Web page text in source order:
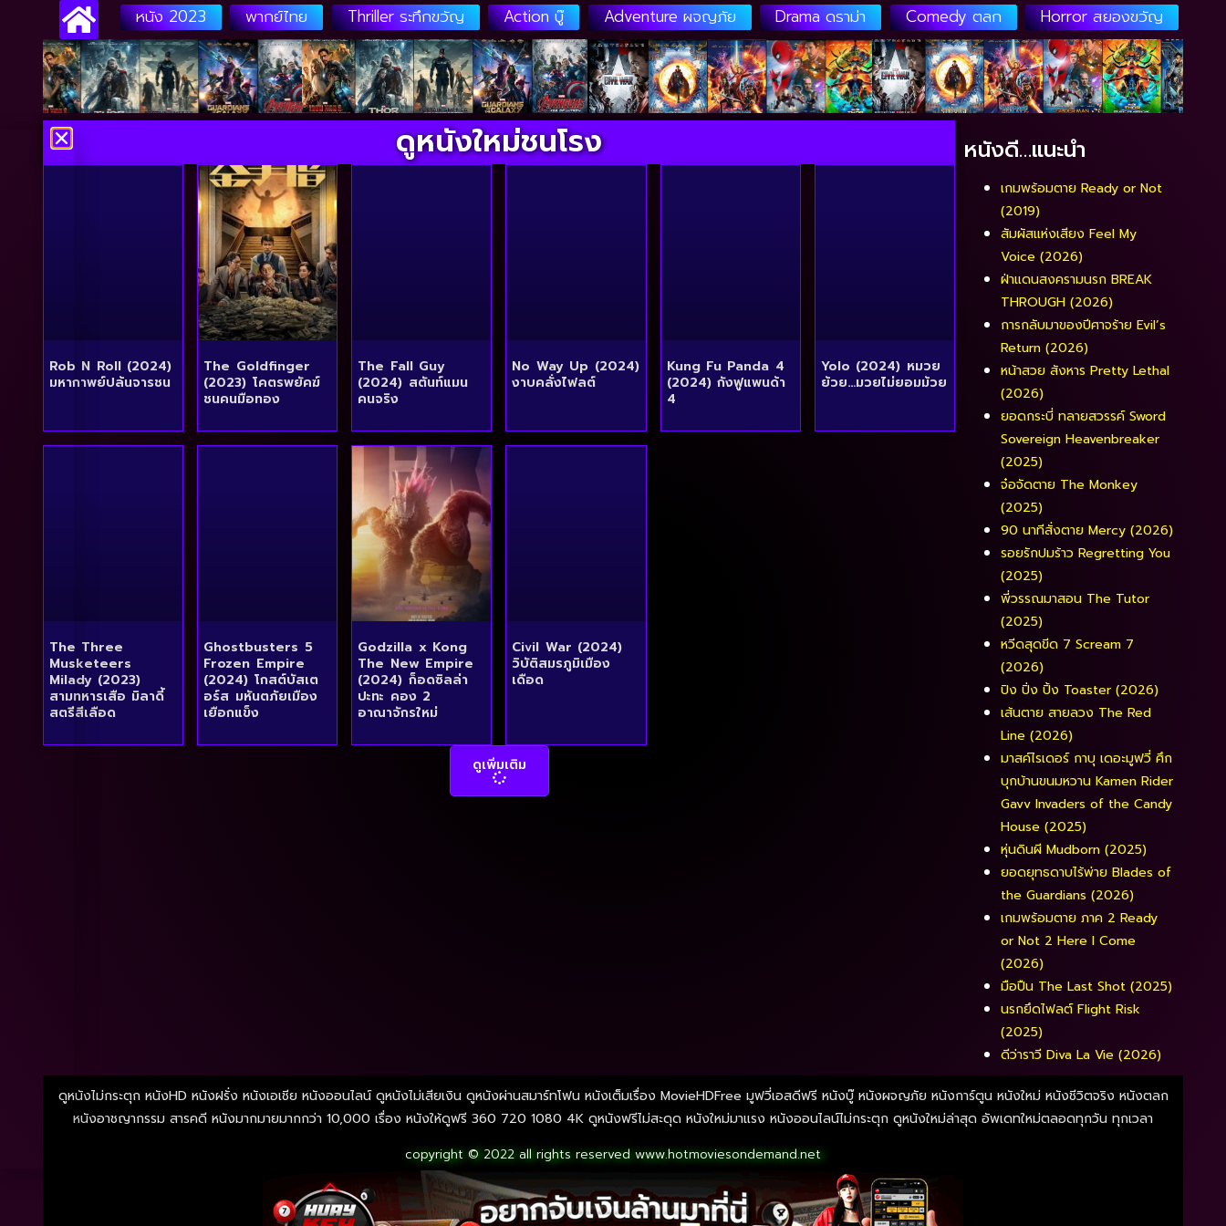
หนัง 2023 พากย์ไทย Thriller ระทึกขวัญ Action บู๊ Adventure ผจญภัย Drama ดราม่า Comedy ตลก Horror สยองขวัญ
ดูหนังใหม่ชนโรง
Rob N Roll (2024)
มหากาพย์ปล้นจารชน
The Goldfinger
(2023) โคตรพยัคฆ์
ชนคนมือทอง
The Fall Guy
(2024) สตันท์แมน
คนจริง
No Way Up (2024)
งาบคลั่งไฟลต์
Kung Fu Panda 4
(2024) กังฟูแพนด้า
4
Yolo (2024) หมวย
ย้วย…มวยไม่ยอมม้วย
The Three
Musketeers
Milady (2023)
สามทหารเสือ มิลาดี้
สตรีสีเลือด
Ghostbusters 5
Frozen Empire
(2024) โกสต์บัสเต
อร์ส มหันตภัยเมือง
เยือกแข็ง
Godzilla x Kong
The New Empire
(2024) ก็อดซิลล่า
ปะทะ คอง 2
อาณาจักรใหม่
Civil War (2024)
วิบัติสมรภูมิเมือง
เดือด
ดูเพิ่มเติม
หนังดี…แนะนำ
เกมพร้อมตาย Ready or Not
(2019)
สัมผัสแห่งเสียง Feel My
Voice (2026)
ฝ่าแดนสงครามนรก BREAK
THROUGH (2026)
การกลับมาของปีศาจร้าย Evil’s
Return (2026)
หน้าสวย สังหาร Pretty Lethal
(2026)
ยอดกระบี่ ทลายสวรรค์ Sword
Sovereign Heavenbreaker
(2025)
จ๋อจัดตาย The Monkey
(2025)
90 นาทีสั่งตาย Mercy (2026)
รอยรักปมร้าว Regretting You
(2025)
พี่วรรณมาสอน The Tutor
(2025)
หวีดสุดขีด 7 Scream 7
(2026)
ปิง ปิ่ง ปิ้ง Toaster (2026)
เส้นตาย สายลวง The Red
Line (2026)
มาสค์ไรเดอร์ กาบุ เดอะมูฟวี่ ศึก
บุกบ้านขนมหวาน Kamen Rider
Gavv Invaders of the Candy
House (2025)
หุ่นดินผี Mudborn (2025)
ยอดยุทธดาบไร้พ่าย Blades of
the Guardians (2026)
เกมพร้อมตาย ภาค 2 Ready
or Not 2 Here I Come
(2026)
มือปืน The Last Shot (2025)
นรกยึดไฟลต์ Flight Risk
(2025)
ดีว่าราวี Diva La Vie​ (2026)
ดูหนังไม่กระตุก หนังHD หนังฝรั่ง หนังเอเชีย หนังออนไลน์ ดูหนังไม่เสียเงิน ดูหนังผ่านสมาร์ทโฟน หนังเต็มเรื่อง MovieHDFree มูฟวี่เอสดีฟรี หนังบู๊ หนังผจญภัย หนังการ์ตูน หนังใหม่ หนังชีวิตจริง หนังตลก
หนังอาชญากรรม สารคดี หนังมากมายมากกว่า 10,000 เรื่อง หนังให้ดูฟรี 360 720 1080 4K ดูหนังฟรีไม่สะดุด หนังใหม่มาแรง หนังออนไลน์ไม่กระตุก ดูหนังใหม่ล่าสุด อัพเดทใหม่ตลอดทุกวัน ทุกเวลา
copyright © 2022 all rights reservedwww.hotmoviesondemand.net